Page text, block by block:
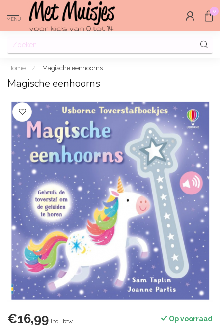
MENU
0
Home / Magische eenhoorns
Magische eenhoorns
€16,99 Incl. btw Op voorraad